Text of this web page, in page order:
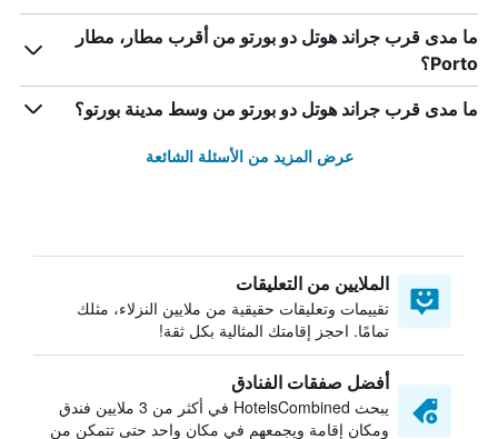
ما مدى قرب جراند هوتل دو بورتو من أقرب مطار، مطار
Porto؟
ما مدى قرب جراند هوتل دو بورتو من وسط مدينة بورتو؟
عرض المزيد من الأسئلة الشائعة
الملايين من التعليقات
تقييمات وتعليقات حقيقية من ملايين النزلاء، مثلك
تمامًا. احجز إقامتك المثالية بكل ثقة!
أفضل صفقات الفنادق
يبحث HotelsCombined في أكثر من 3 ملايين فندق
ومكان إقامة ويجمعهم في مكان واحد حتى تتمكن من